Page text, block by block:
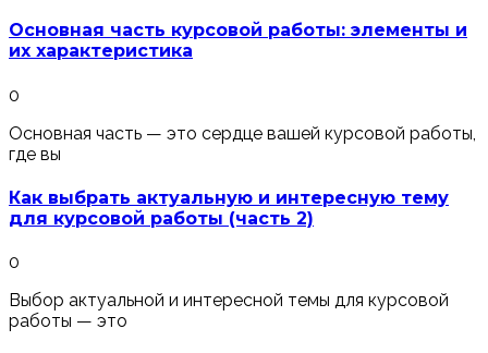
Основная часть курсовой работы: элементы и
их характеристика
0
Основная часть — это сердце вашей курсовой работы,
где вы
Как выбрать актуальную и интересную тему
для курсовой работы (часть 2)
0
Выбор актуальной и интересной темы для курсовой
работы — это